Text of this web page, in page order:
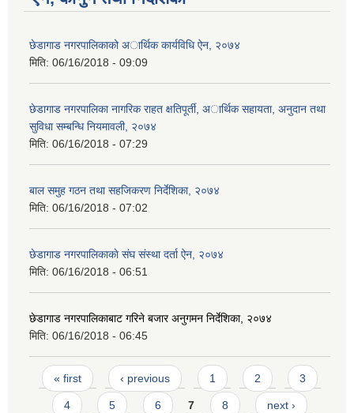
छेडागाड नगरपालिकाको अार्थिक कार्यविधि ऐन, २०७४
मिति: 06/16/2018 - 09:09
छेडागाड नगरपालिका नागरिक राहत क्षतिपूर्ती, अार्थिक सहायता, अनुदान तथा
सुविधा सम्बन्धि नियमावली, २०७४
मिति: 06/16/2018 - 07:29
बाल समुह गठन तथा सहजिकरण निर्देशिका, २०७४
मिति: 06/16/2018 - 07:02
छेडागाड नगरपालिकाकाे स‌ंघ संस्था दर्ता ऐन, २०७४
मिति: 06/16/2018 - 06:51
छेडागाड नगरपालिकाबाट गरिने बजार अनुगमन निर्देशिका, २०७४
मिति: 06/16/2018 - 06:45
Pages
« first ‹ previous 1 2 3
4 5 6 7 8 next ›